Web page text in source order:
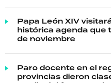
Papa León XIV
histórica agenda que
de noviembre
Paro docente en el
provincias dieron